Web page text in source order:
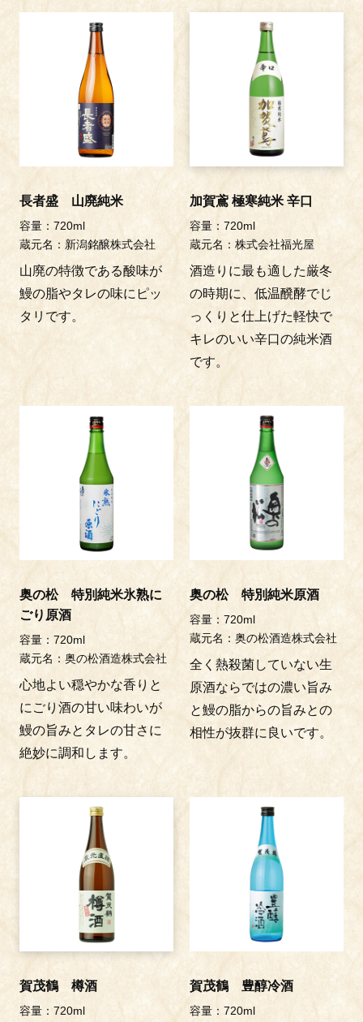
長者盛 山廃純米
容量：720ml
蔵元名：新潟銘醸株式会社
山廃の特徴である酸味が
鰻の脂やタレの味にピッ
タリです。
加賀鳶 極寒純米 辛口
容量：720ml
蔵元名：株式会社福光屋
酒造りに最も適した厳冬
の時期に、低温醗酵でじ
っくりと仕上げた軽快で
キレのいい辛口の純米酒
です。
奥の松 特別純米氷熟に
ごり原酒
容量：720ml
蔵元名：奥の松酒造株式会社
心地よい穏やかな香りと
にごり酒の甘い味わいが
鰻の旨みとタレの甘さに
絶妙に調和します。
奥の松 特別純米原酒
容量：720ml
蔵元名：奥の松酒造株式会社
全く熱殺菌していない生
原酒ならではの濃い旨み
と鰻の脂からの旨みとの
相性が抜群に良いです。
賀茂鶴 樽酒
容量：720ml
賀茂鶴 豊醇冷酒
容量：720ml